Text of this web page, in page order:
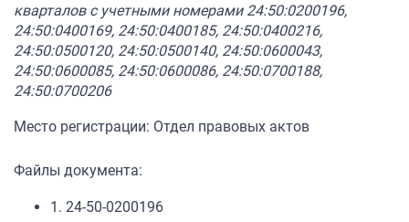
кварталов с учетными номерами 24:50:0200196,
24:50:0400169, 24:50:0400185, 24:50:0400216,
24:50:0500120, 24:50:0500140, 24:50:0600043,
24:50:0600085, 24:50:0600086, 24:50:0700188,
24:50:0700206
Место регистрации: Отдел правовых актов
Файлы документа:
1. 24-50-0200196